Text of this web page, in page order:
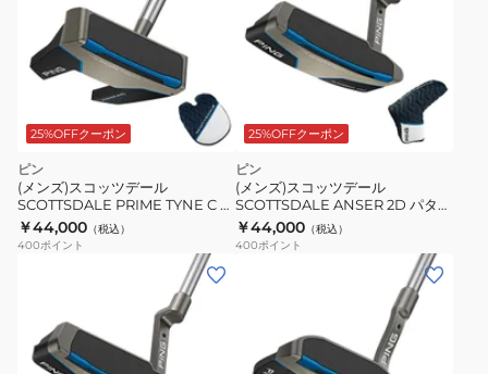
25%OFFクーポン
ピン
(メンズ)スコッツデール
SCOTTSDALE PRIME TYNE C パ
ター(ロフト3度)Stepless Steel
￥44,000 （税込）
400ポイント
25%OFFクーポン
ピン
(メンズ)スコッツデール
SCOTTSDALE ANSER 2D パター
(ロフト3度)Stepless Steel
￥44,000 （税込）
400ポイント